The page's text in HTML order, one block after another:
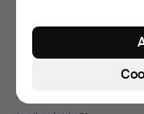
Auctionet
Press